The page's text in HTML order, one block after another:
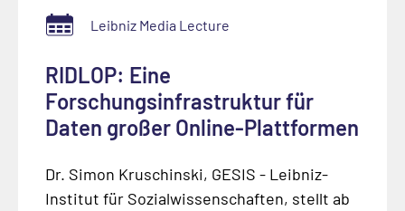
Leibniz Media Lecture
RIDLOP: Eine
Forschungsinfrastruktur für
Daten großer Online-Plattformen
Dr. Simon Kruschinski, GESIS - Leibniz-
Institut für Sozialwissenschaften, stellt ab